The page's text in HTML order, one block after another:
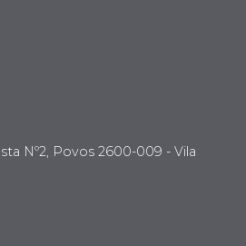
Nº2, Povos 2600-009 - Vila